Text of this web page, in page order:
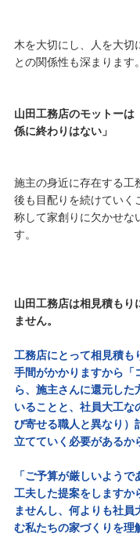
木を大切にし、人を大切
との関係性も深まります。
山田工務店のモットーは
係に終わりはない」
施主の身近に存在する工
後も目配りを続けていく
称して家創りに欠かせな
す。
山田工務店は相見積もり
ません。
工務店にとって相見積も
手間がかかりますから「
ら、施主さんに還元した
いることと、社員大工な
び寄せる職人と異なり）
立てていく必要があるか
「ご予算が厳しいよう
工夫した提案をしますか
ませんし、何よりも社員
む私たちの家づくりを理